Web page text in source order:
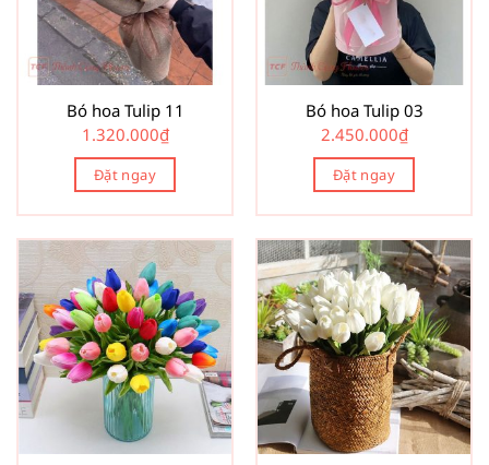
Bó hoa Tulip 11
1.320.000₫
Đặt ngay
Bó hoa Tulip 03
2.450.000₫
Đặt ngay